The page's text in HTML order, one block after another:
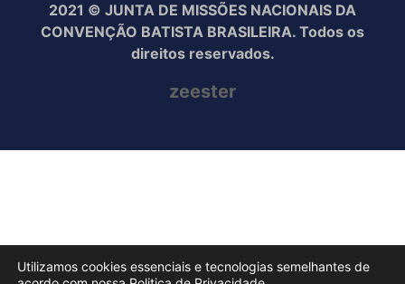
2021 © JUNTA DE MISSÕES NACIONAIS DA
CONVENÇÃO BATISTA BRASILEIRA. Todos os
direitos reservados.
zeester
Utilizamos cookies essenciais e tecnologias semelhantes de